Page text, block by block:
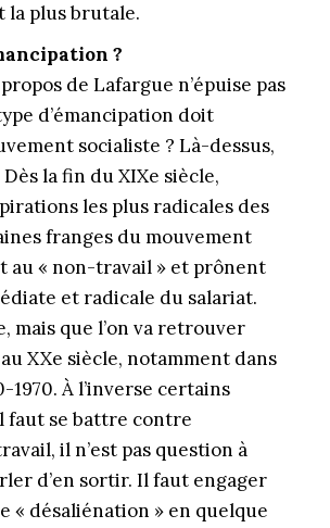
la plus brutale.
?
de Lafargue n’épuise pas
d’émancipation doit
socialiste ? Là-dessus,
la fin du XIXe siècle,
les plus radicales des
franges du mouvement
au « non-travail » et prônent
et radicale du salariat.
mais que l’on va retrouver
XXe siècle, notamment dans
1970. À l’inverse certains
faut se battre contre
il n’est pas question à
d’en sortir. Il faut engager
« désaliénation » en quelque